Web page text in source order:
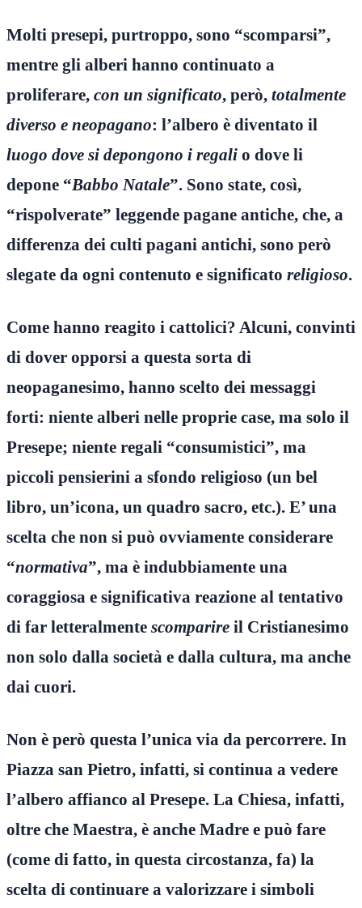
Molti presepi, purtroppo, sono “scomparsi”,
mentre gli alberi hanno continuato a
proliferare, con un significato, però, totalmente
diverso e neopagano: l’albero è diventato il
luogo dove si depongono i regali o dove li
depone “Babbo Natale”. Sono state, così,
“rispolverate” leggende pagane antiche, che, a
differenza dei culti pagani antichi, sono però
slegate da ogni contenuto e significato religioso.
Come hanno reagito i cattolici? Alcuni, convinti
di dover opporsi a questa sorta di
neopaganesimo, hanno scelto dei messaggi
forti: niente alberi nelle proprie case, ma solo il
Presepe; niente regali “consumistici”, ma
piccoli pensierini a sfondo religioso (un bel
libro, un’icona, un quadro sacro, etc.). E’ una
scelta che non si può ovviamente considerare
“normativa”, ma è indubbiamente una
coraggiosa e significativa reazione al tentativo
di far letteralmente scomparire il Cristianesimo
non solo dalla società e dalla cultura, ma anche
dai cuori.
Non è però questa l’unica via da percorrere. In
Piazza san Pietro, infatti, si continua a vedere
l’albero affianco al Presepe. La Chiesa, infatti,
oltre che Maestra, è anche Madre e può fare
(come di fatto, in questa circostanza, fa) la
scelta di continuare a valorizzare i simboli